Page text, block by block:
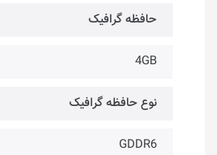
حافظه گرافیک
4GB
نوع حافظه گرافیک
GDDR6